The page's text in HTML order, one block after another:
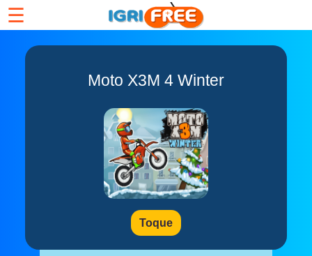
☰
Moto X3M 4 Winter
Toque